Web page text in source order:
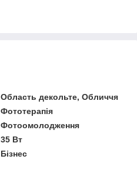
Область декольте, Обличчя
Фототерапія
Фотоомолодження
35 Вт
Бізнес